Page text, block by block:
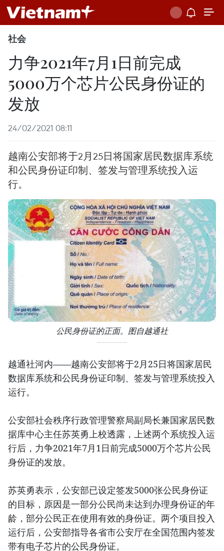
社会
力争2021年7月1日前完成
5000万个芯片公民身份证的
发放
24/02/2021 08:11
越南公安部将于2月25日将国家居民数据库系统
和公民身份证印制、签发与管理系统投入运
行。
公民身份证的正面。图自越通社
越通社河内——越南公安部将于2月25日将国家居民
数据库系统和公民身份证印制、签发与管理系统投入
运行。
公安部社会秩序行政管理警察局副局长兼国家居民数
据库中心主任苏英勇上校透露，上述两个系统投入运
行后，力争2021年7月1日前完成5000万个芯片公民
身份证的发放。
苏英勇表示，公安部已设定签发5000张公民身份证
的目标，原因是一部分公民尚未达到办理身份证的年
龄，部分公民正在使用有效的身份证。两个项目投入
运行后，公安部指导各省市公安厅在全国范围内签发
带有电子芯片的公民身份证。